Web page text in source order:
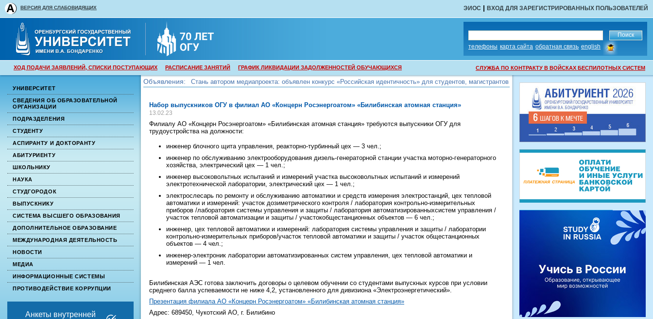
ЭИОС | ВХОД ДЛЯ ЗАРЕГИСТРИРОВАННЫХ ПОЛЬЗОВАТЕЛЕЙ
ВЕРСИЯ ДЛЯ СЛАБОВИДЯЩИХ
телефоны карта сайта обратная связь english
сообщить
об
ошибке
СЛУЖБА ПО КОНТРАКТУ В ВОЙСКАХ БЕСПИЛОТНЫХ СИСТЕМ
ХОД ПОДАЧИ ЗАЯВЛЕНИЙ, СПИСКИ ПОСТУПАЮЩИХ РАСПИСАНИЕ ЗАНЯТИЙ ГРАФИК ЛИКВИДАЦИИ ЗАДОЛЖЕННОСТЕЙ ОБУЧАЮЩИХСЯ
УНИВЕРСИТЕТ
СВЕДЕНИЯ ОБ ОБРАЗОВАТЕЛЬНОЙ
ОРГАНИЗАЦИИ
ПОДРАЗДЕЛЕНИЯ
СТУДЕНТУ
АСПИРАНТУ И ДОКТОРАНТУ
АБИТУРИЕНТУ
ШКОЛЬНИКУ
НАУКА
СТУДГОРОДОК
ВЫПУСКНИКУ
СИСТЕМА ВЫСШЕГО ОБРАЗОВАНИЯ
ДОПОЛНИТЕЛЬНОЕ ОБРАЗОВАНИЕ
МЕЖДУНАРОДНАЯ ДЕЯТЕЛЬНОСТЬ
НОВОСТИ
МЕДИА
ИНФОРМАЦИОННЫЕ СИСТЕМЫ
ПРОТИВОДЕЙСТВИЕ КОРРУПЦИИ
Анкеты внутренней
Объявления:
Стань автором медиапроекта: объявлен конкурс «Российская идентичность» для студентов, магистрантов
и аспирантов
Набор выпускников ОГУ в филиал АО «Концерн Росэнергоатом» «Билибинская атомная станция»
13.02.23
Филиалу АО «Концерн Росэнергоатом» «Билибинская атомная станция» требуются выпускники ОГУ для
трудоустройства на должности:
инженер блочного щита управления, реакторно-турбинный цех — 3 чел.;
инженер по обслуживанию электрооборудования дизель-генераторной станции участка моторно-генераторного
хозяйства, электрический цех — 1 чел.;
инженер высоковольтных испытаний и измерений участка высоковольтных испытаний и измерений
электротехнической лаборатории, электрический цех — 1 чел.;
электрослесарь по ремонту и обслуживанию автоматики и средств измерения электростанций, цех тепловой
автоматики и измерений: участок дозиметрического контроля / лаборатория контрольно-измерительных
приборов /лаборатория системы управления и защиты / лаборатория автоматизированныхсистем управления /
участок тепловой автоматизации и защиты / участокобщестанционных объектов — 6 чел.;
инженер, цех тепловой автоматики и измерений: лаборатория системы управления и защиты / лаборатории
контрольно-измерительных приборов/участок тепловой автоматики и защиты / участок общестанционных
объектов — 4 чел.;
инженер-электроник лаборатории автоматизированных систем управления, цех тепловой автоматики и
измерений — 1 чел.
Билибинская АЭС готова заключить договоры о целевом обучении со студентами выпускных курсов при условии
среднего балла успеваемости не ниже 4,2, установленного для дивизиона «Электроэнергетический».
Презентация филиала АО «Концерн Росэнергоатом» «Билибинская атомная станция»
Адрес: 689450, Чукотский АО, г. Билибино